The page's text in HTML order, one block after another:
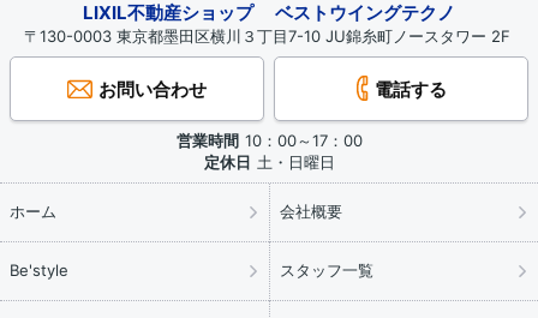
LIXIL不動産ショップ ベストウイングテクノ
〒130-0003 東京都墨田区横川３丁目7-10 JU錦糸町ノースタワー 2F
お問い合わせ 電話する
営業時間 10：00～17：00
定休日 土・日曜日
ホーム 会社概要
Be'style スタッフ一覧